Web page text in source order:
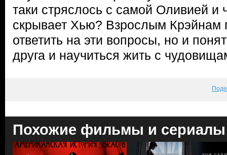
таки стряслось с самой Оливией и
скрывает Хью? Взрослым Крэйнам
ответить на эти вопросы, но и
друга и научиться жить с
Похожие фильмы и сериалы